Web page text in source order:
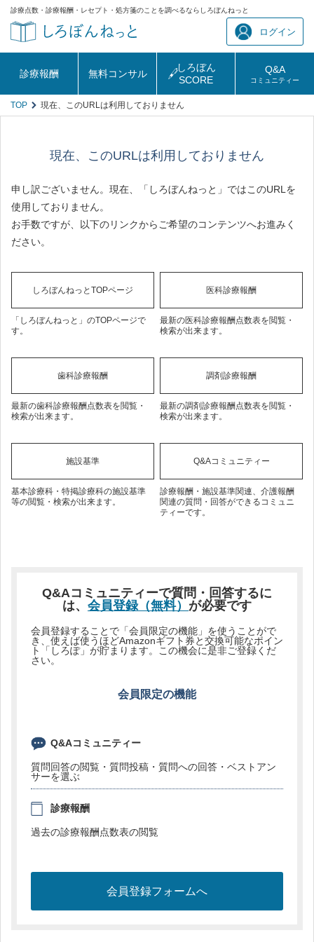
診療点数・診療報酬・レセプト・処方箋のことを調べるならしろぼんねっと
ログイン
診療報酬 無料コンサル
しろぼん
SCORE
Q&A
コミュニティー
TOP 現在、このURLは利用しておりません
現在、このURLは利用しておりません
申し訳ございません。現在、「しろぼんねっと」ではこのURLを
使用しておりません。
お手数ですが、以下のリンクからご希望のコンテンツへお進みく
ださい。
しろぼんねっとTOPページ
「しろぼんねっと」のTOPページで
す。
医科診療報酬
最新の医科診療報酬点数表を閲覧・
検索が出来ます。
歯科診療報酬
最新の歯科診療報酬点数表を閲覧・
検索が出来ます。
調剤診療報酬
最新の調剤診療報酬点数表を閲覧・
検索が出来ます。
施設基準
基本診療科・特掲診療科の施設基準
等の閲覧・検索が出来ます。
Q&Aコミュニティー
診療報酬・施設基準関連、介護報酬
関連の質問・回答ができるコミュニ
ティーです。
Q&Aコミュニティーで質問・回答するに
は、 会員登録（無料） が必要です
会員登録することで「会員限定の機能」を使うことがで
き、使えば使うほどAmazonギフト券と交換可能なポイン
ト「しろぽ」が貯まります。この機会に是非ご登録くだ
さい。
会員限定の機能
Q&Aコミュニティー
質問回答の閲覧・質問投稿・質問への回答・ベストアン
サーを選ぶ
診療報酬
過去の診療報酬点数表の閲覧
会員登録フォームへ